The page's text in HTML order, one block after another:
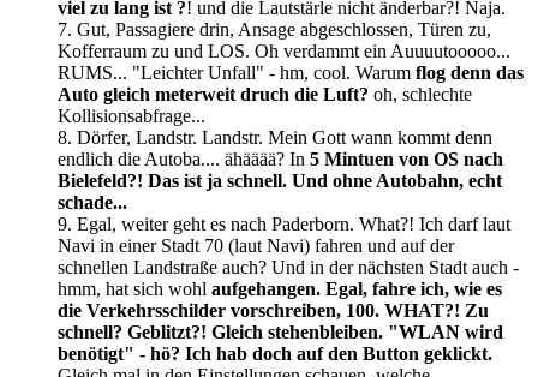
viel zu lang ist ?! und die Lautstärle nicht änderbar?! Naja.
7. Gut, Passagiere drin, Ansage abgeschlossen, Türen zu,
Kofferraum zu und LOS. Oh verdammt ein Auuuutooooo...
RUMS... "Leichter Unfall" - hm, cool. Warum flog denn das
Auto gleich meterweit druch die Luft? oh, schlechte
Kollisionsabfrage...
8. Dörfer, Landstr. Landstr. Mein Gott wann kommt denn
endlich die Autoba.... ähääää? In 5 Mintuen von OS nach
Bielefeld?! Das ist ja schnell. Und ohne Autobahn, echt
schade...
9. Egal, weiter geht es nach Paderborn. What?! Ich darf laut
Navi in einer Stadt 70 (laut Navi) fahren und auf der
schnellen Landstraße auch? Und in der nächsten Stadt auch -
hmm, hat sich wohl aufgehangen. Egal, fahre ich, wie es
die Verkehrsschilder vorschreiben, 100. WHAT?! Zu
schnell? Geblitzt?! Gleich stehenbleiben. "WLAN wird
benötigt" - hö? Ich hab doch auf den Button geklickt.